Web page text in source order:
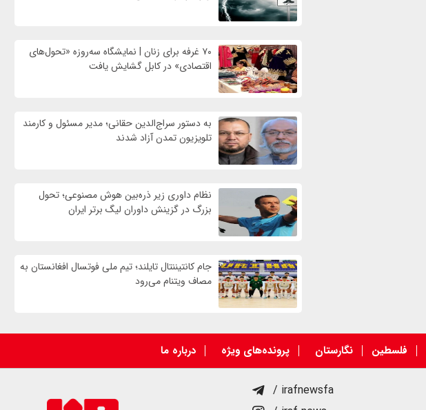
۷۰ غرفه برای زنان | نمایشگاه سه‌روزه «تحول‌های
اقتصادی» در کابل گشایش یافت
به دستور سراج‌الدین حقانی؛ مدیر مسئول و کارمند
تلویزیون تمدن آزاد شدند
نظام داوری زیر ذره‌بین هوش مصنوعی؛ تحول
بزرگ در گزینش داوران لیگ برتر ایران
جام کانتیننتال تایلند؛ تیم ملی فوتسال افغانستان به
مصاف ویتنام می‌رود
فلسطین نگارستان پرونده‌های ویژه درباره ما
/ irafnewsfa